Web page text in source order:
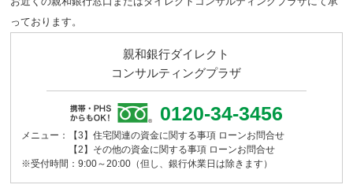
っております。
親和銀行ダイレクト
コンサルティングプラザ
0120-34-3456
メニュー：【3】住宅関連の資金に関する事項 ローンお問合せ
【2】その他の資金に関する事項 ローンお問合せ
※受付時間：9:00～20:00（但し、銀行休業日は除きます）